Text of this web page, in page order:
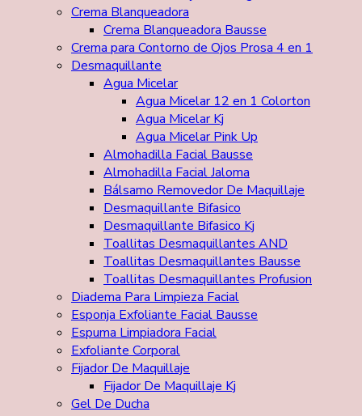
Crema Blanqueadora
Crema Blanqueadora Bausse
Crema para Contorno de Ojos Prosa 4 en 1
Desmaquillante
Agua Micelar
Agua Micelar 12 en 1 Colorton
Agua Micelar Kj
Agua Micelar Pink Up
Almohadilla Facial Bausse
Almohadilla Facial Jaloma
Bálsamo Removedor De Maquillaje
Desmaquillante Bifasico
Desmaquillante Bifasico Kj
Toallitas Desmaquillantes AND
Toallitas Desmaquillantes Bausse
Toallitas Desmaquillantes Profusion
Diadema Para Limpieza Facial
Esponja Exfoliante Facial Bausse
Espuma Limpiadora Facial
Exfoliante Corporal
Fijador De Maquillaje
Fijador De Maquillaje Kj
Gel De Ducha